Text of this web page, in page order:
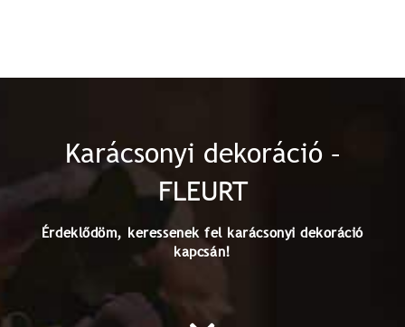
Karácsonyi dekoráció –
FLEURT
Érdeklődöm, keressenek fel karácsonyi dekoráció
kapcsán!